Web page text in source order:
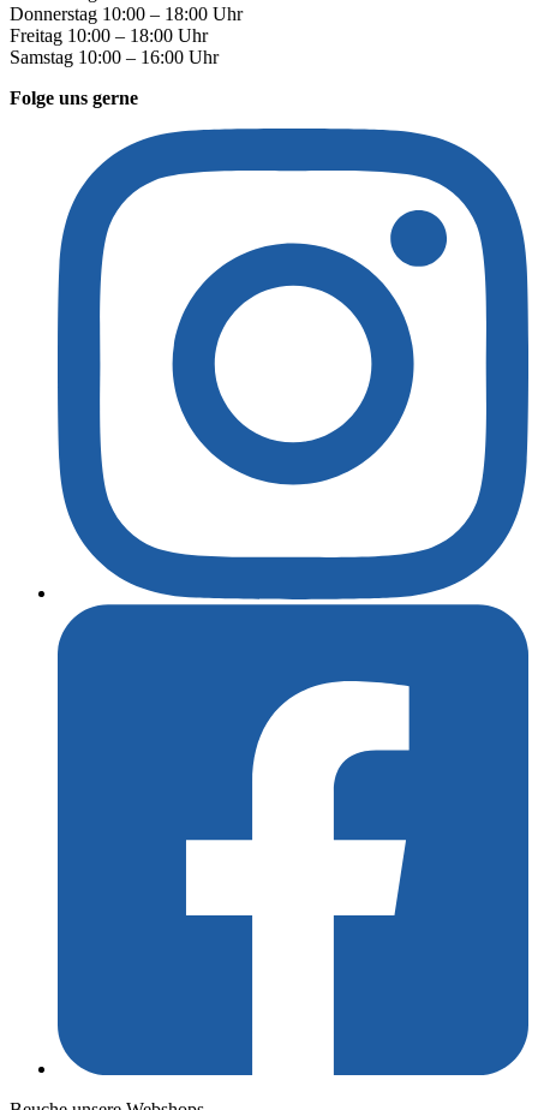
Donnerstag 10:00 – 18:00 Uhr
Freitag 10:00 – 18:00 Uhr
Samstag 10:00 – 16:00 Uhr
Folge uns gerne